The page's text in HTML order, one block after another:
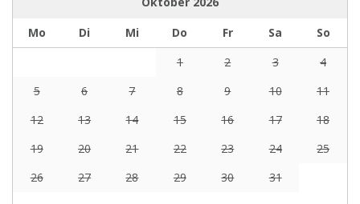
Mo
Di Mi Do Fr Sa
So
1
2 3
4
5
6 7 8 9 10
11
12
13 14 15 16 17
18
19
20 21 22 23 24
25
26
27 28 29 30 31